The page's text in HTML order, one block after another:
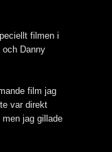
filmen i
Danny
film jag
var direkt
jag gillade